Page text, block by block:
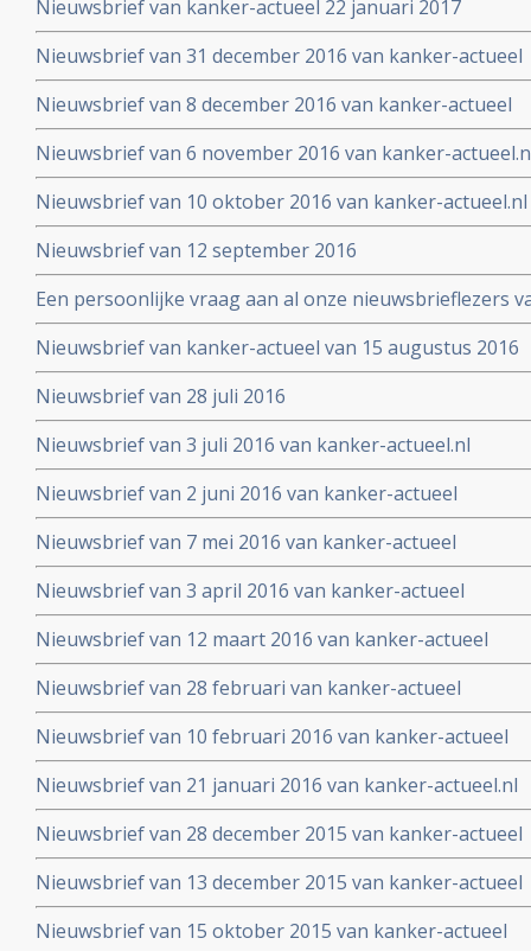
Nieuwsbrief van kanker-actueel 22 januari 2017
Nieuwsbrief van 31 december 2016 van kanker-actueel
Nieuwsbrief van 8 december 2016 van kanker-actueel
Nieuwsbrief van 6 november 2016 van kanker-
Nieuwsbrief van 10 oktober 2016 van kanker-actueel.nl
Nieuwsbrief van 12 september 2016
Een persoonlijke vraag aan al onze nieuwsbrieflezers
Nieuwsbrief van kanker-actueel van 15 augustus 2016
Nieuwsbrief van 28 juli 2016
Nieuwsbrief van 3 juli 2016 van kanker-actueel.nl
Nieuwsbrief van 2 juni 2016 van kanker-actueel
Nieuwsbrief van 7 mei 2016 van kanker-actueel
Nieuwsbrief van 3 april 2016 van kanker-actueel
Nieuwsbrief van 12 maart 2016 van kanker-actueel
Nieuwsbrief van 28 februari van kanker-actueel
Nieuwsbrief van 10 februari 2016 van kanker-actueel
Nieuwsbrief van 21 januari 2016 van kanker-actueel.nl
Nieuwsbrief van 28 december 2015 van kanker-actueel
Nieuwsbrief van 13 december 2015 van kanker-actueel
Nieuwsbrief van 15 oktober 2015 van kanker-actueel